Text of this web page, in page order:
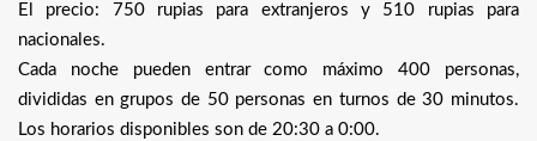
El precio: 750 rupias para extranjeros y 510 rupias para
nacionales.
Cada noche pueden entrar como máximo 400 personas,
divididas en grupos de 50 personas en turnos de 30 minutos.
Los horarios disponibles son de 20:30 a 0:00.